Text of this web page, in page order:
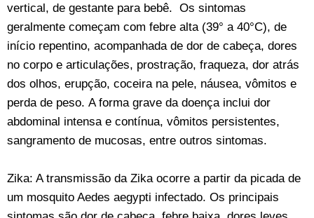
vertical, de gestante para bebê. Os sintomas
geralmente começam com febre alta (39° a 40°C), de
início repentino, acompanhada de dor de cabeça, dores
no corpo e articulações, prostração, fraqueza, dor atrás
dos olhos, erupção, coceira na pele, náusea, vômitos e
perda de peso. A forma grave da doença inclui dor
abdominal intensa e contínua, vômitos persistentes,
sangramento de mucosas, entre outros sintomas.
Zika: A transmissão da Zika ocorre a partir da picada de
um mosquito Aedes aegypti infectado. Os principais